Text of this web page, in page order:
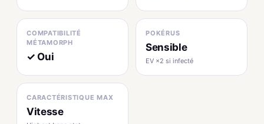
COMPATIBILITÉ
MÉTAMORPH
✓ Oui
POKÉRUS
Sensible
EV ×2 si infecté
CARACTÉRISTIQUE MAX
Vitesse